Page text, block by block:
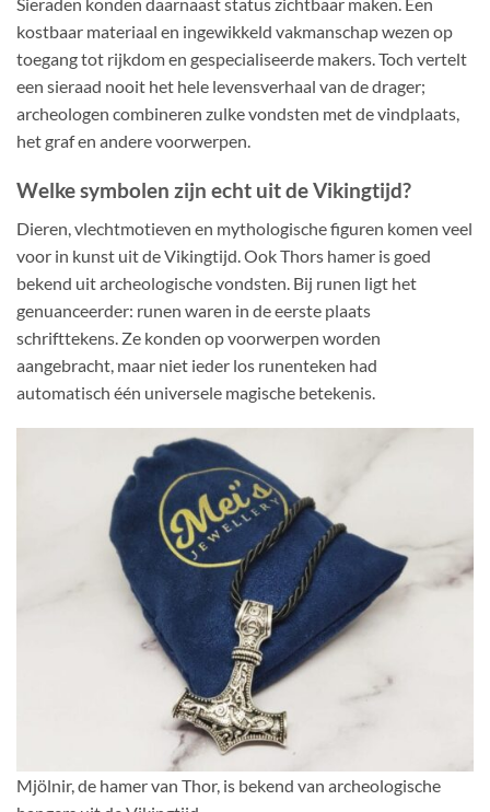
kostbaar materiaal en ingewikkeld vakmanschap wezen op
toegang tot rijkdom en gespecialiseerde makers. Toch vertelt
een sieraad nooit het hele levensverhaal van de drager;
archeologen combineren zulke vondsten met de vindplaats,
het graf en andere voorwerpen.
Welke symbolen zijn echt uit de Vikingtijd?
Dieren, vlechtmotieven en mythologische figuren komen veel
voor in kunst uit de Vikingtijd. Ook Thors hamer is goed
bekend uit archeologische vondsten. Bij runen ligt het
genuanceerder: runen waren in de eerste plaats
schrifttekens. Ze konden op voorwerpen worden
aangebracht, maar niet ieder los runenteken had
automatisch één universele magische betekenis.
Mjölnir, de hamer van Thor, is bekend van archeologische